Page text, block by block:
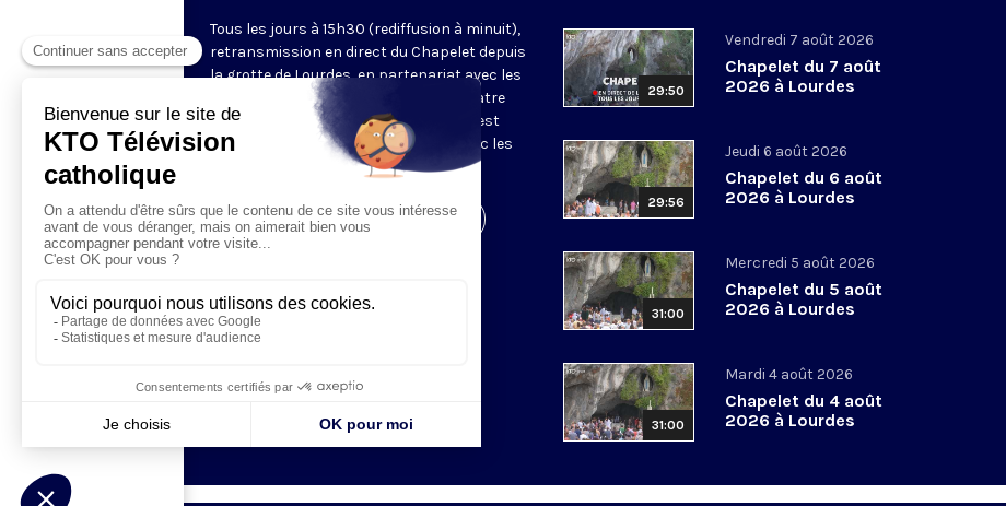
Tous les jours à 15h30 (rediffusion à minuit),
retransmission en direct du Chapelet depuis
la grotte de Lourdes, en partenariat avec les
Sanctuaires. Chaque jour, l'une des quatre
méditations des mystères du Rosaire est
proposée en communion de prière avec les
Visiter la page de l'émission
29:50
Vendredi 7 août 2026
Chapelet du 7 août
2026 à Lourdes
29:56
Jeudi 6 août 2026
Chapelet du 6 août
2026 à Lourdes
31:00
Mercredi 5 août 2026
Chapelet du 5 août
2026 à Lourdes
31:00
Mardi 4 août 2026
Chapelet du 4 août
2026 à Lourdes